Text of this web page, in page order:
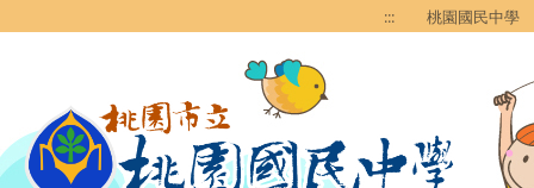
::: 桃園國民中學